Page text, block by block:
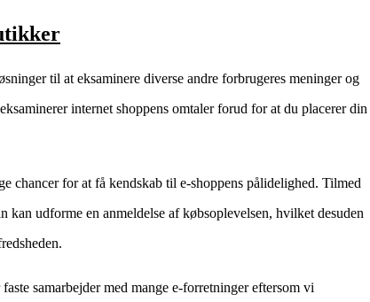
til at eksaminere diverse andre forbrugeres meninger og
internet shoppens omtaler forud for at du placerer din
chancer for at få kendskab til e-shoppens pålidelighed. Tilmed
udforme en anmeldelse af købsoplevelsen, hvilket desuden
samarbejder med mange e-forretninger eftersom vi